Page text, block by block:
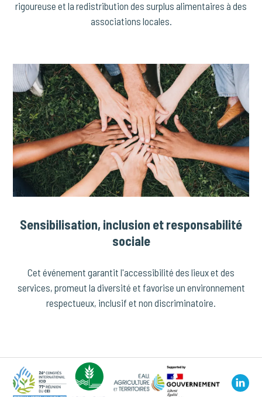
rigoureuse et la redistribution des surplus alimentaires à des
associations locales.
Sensibilisation, inclusion et responsabilité
sociale
Cet événement garantit l'accessibilité des lieux et des
services, promeut la diversité et favorise un environnement
respectueux, inclusif et non discriminatoire.